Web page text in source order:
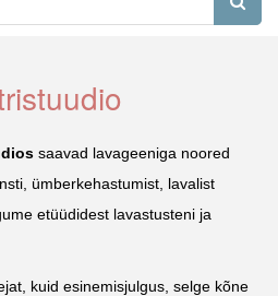
saavad lavageeniga noored
ümberkehastumist, lavalist
etüüdidest lavastusteni ja
kuid esinemisjulgus, selge kõne